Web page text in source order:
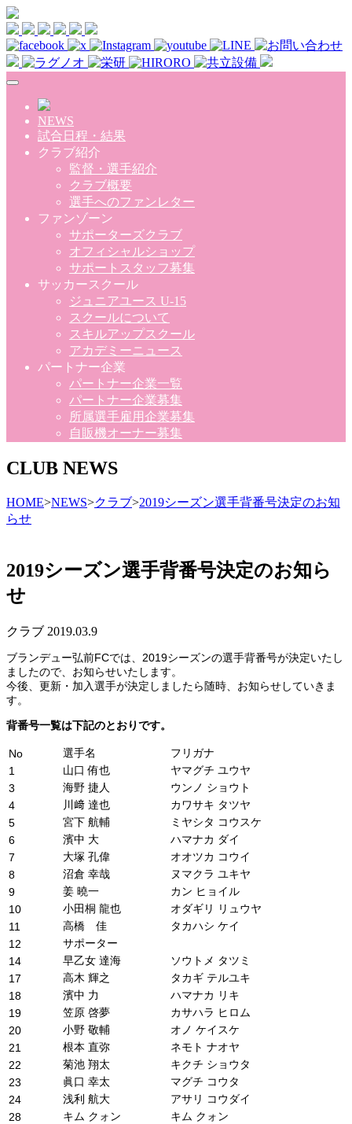
Skip to main content
NEWS
試合日程・結果
クラブ紹介
監督・選手紹介
クラブ概要
選手へのファンレター
ファンゾーン
サポーターズクラブ
オフィシャルショップ
サポートスタッフ募集
サッカースクール
ジュニアユース U-15
スクールについて
スキルアップスクール
アカデミーニュース
パートナー企業
パートナー企業一覧
パートナー企業募集
所属選手雇用企業募集
自販機オーナー募集
CLUB NEWS
HOME>NEWS>クラブ>2019シーズン選手背番号決定のお知
らせ
2019シーズン選手背番号決定のお知ら
せ
クラブ 2019.03.9
ブランデュー弘前FCでは、2019シーズンの選手背番号が決定いたし
ましたので、お知らせいたします。
今後、更新・加入選手が決定しましたら随時、お知らせしていきま
す。
背番号一覧は下記のとおりです。
No 選手名
フリガナ
1
山口 侑也
ヤマグチ ユウヤ
3
海野 捷人
ウンノ ショウト
4
川﨑 達也
カワサキ タツヤ
5
宮下 航輔
ミヤシタ コウスケ
6
濱中 大
ハマナカ ダイ
7
大塚 孔偉
オオツカ コウイ
8
沼倉 幸哉
ヌマクラ ユキヤ
9
姜 曉一
カン ヒョイル
10
小田桐 龍也
オダギリ リュウヤ
11
高橋 佳
タカハシ ケイ
12
サポーター
14
早乙女 達海
ソウトメ タツミ
17
高木 輝之
タカギ テルユキ
18
濱中 力
ハマナカ リキ
19
笠原 啓夢
カサハラ ヒロム
20
小野 敬輔
オノ ケイスケ
21
根本 直弥
ネモト ナオヤ
22
菊池 翔太
キクチ ショウタ
23
眞口 幸太
マグチ コウタ
24
浅利 航大
アサリ コウダイ
28
キム クォン
キム クォン